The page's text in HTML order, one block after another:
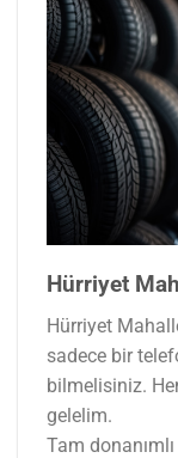
Hürriyet
Hürriyet
sadece bir
bilmelisiniz.
gelelim.
Tam